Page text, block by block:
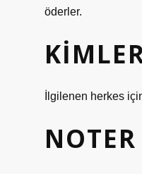
öderler.
İlgilenen herkes